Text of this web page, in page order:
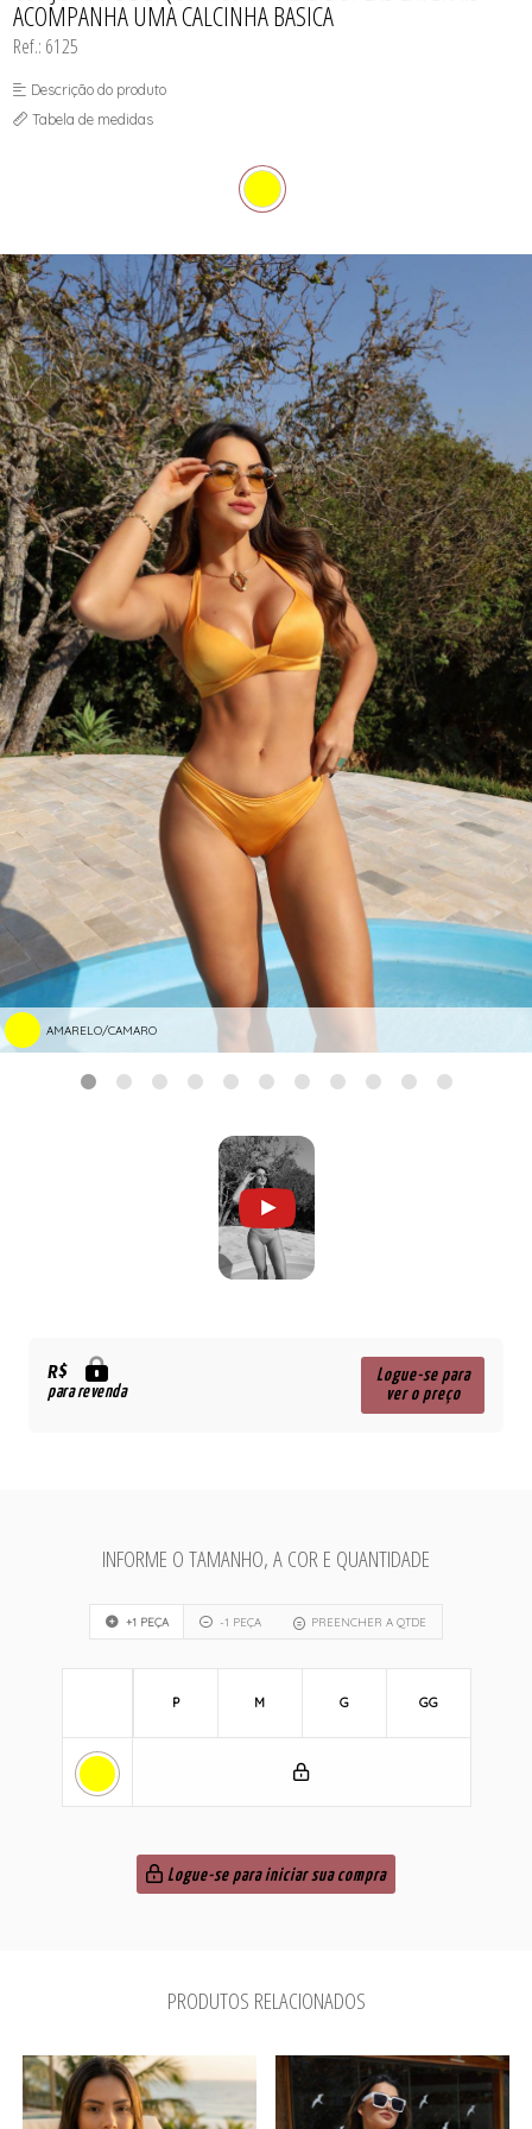
SUTIÃS
ACOMPANHA UMA CALCINHA BASICA
Ref.: 6125
Descrição do produto
Tabela de medidas
AMARELO/CAMARO
R$
para revenda
Logue-se para
ver o preço
INFORME O TAMANHO, A COR E QUANTIDADE
+1 PEÇA -1 PEÇA PREENCHER A QTDE
P M G GG
Logue-se para iniciar sua compra
PRODUTOS RELACIONADOS